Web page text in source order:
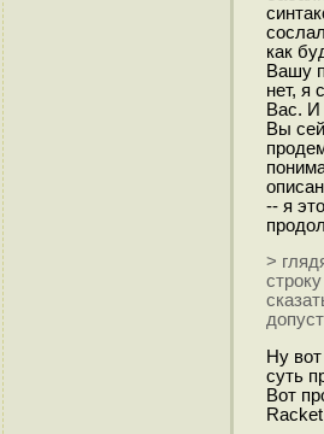
как
Вашу
нет, я
Вас. И
Вы
-- я
>
Ну
суть
Вот